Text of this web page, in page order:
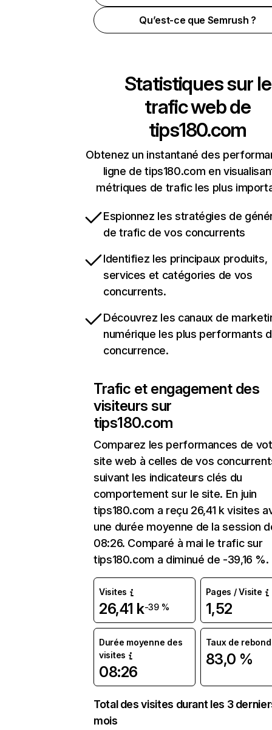
Qu’est-ce que Semrush ?
Statistiques sur le
trafic web de
tips180.com
Obtenez un instantané des
ligne de tips180.com en
métriques de trafic les plus
Espionnez les stratégies de
de trafic de vos concurrents
Identifiez les principaux produits,
services et catégories de vos
concurrents.
Découvrez les canaux de
numérique les plus performants
concurrence.
Trafic et engagement des
visiteurs sur
tips180.com
Comparez les performances de
site web à celles de vos
suivant les indicateurs clés du
comportement sur le site. En juin
tips180.com a reçu 26,41 k visites
une durée moyenne de la session
08:26. Comparé à mai le trafic sur
tips180.com a diminué de -39,16 %.
Visites
26,41 k-39 %
Pages / Visite
1,52
Durée moyenne des
visites
08:26
Taux de rebond
83,0 %
Total des visites durant les 3
mois